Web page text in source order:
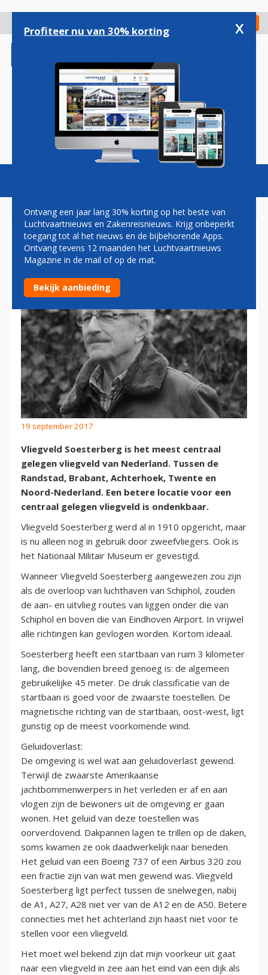
gaan
Check in
Magazine Podcasts Vacatures
PAUL GROVE: SOESTERBERG
INTERNATIONAL AIRPORT
19 september 2017
Vliegveld Soesterberg is het meest centraal
gelegen vliegveld van Nederland. Tussen de
Randstad, Brabant, Achterhoek, Twente en
Noord-Nederland. Een betere locatie voor een
centraal gelegen vliegveld is ondenkbaar.
Vliegveld Soesterberg werd al in 1910 opgericht, maar
is nu alleen nog in gebruik door zweefvliegers. Ook is
het Nationaal Militair Museum er gevestigd.
Wanneer Vliegveld Soesterberg aangewezen zou zijn
als de overloop van luchthaven van Schiphol, zouden
de aan- en uitvlieg routes van liggen onder die van
Schiphol en boven die van Eindhoven Airport. In vrijwel
alle richtingen kan gevlogen worden. Kortom ideaal.
Soesterberg heeft een startbaan van ruim 3 kilometer
lang, die bovendien breed genoeg is: de algemeen
gebruikelijke 45 meter. De druk classificatie van de
startbaan is goed voor de zwaarste toestellen. De
magnetische richting van de startbaan, oost-west, ligt
gunstig op de meest voorkomende wind.
Geluidoverlast:
De omgeving is wel wat aan geluidoverlast gewend.
Terwijl de zwaarste Amerikaanse
jachtbommenwerpers in het verleden er af en aan
vlogen zijn de bewoners uit de omgeving er gaan
wonen. Het geluid van deze toestellen was
oorverdovend. Dakpannen lagen te trillen op de daken,
soms kwamen ze ook daadwerkelijk naar beneden.
Het geluid van een Boeing 737 of een Airbus 320 zou
een fractie zijn van wat men gewend was. Vliegveld
Soesterberg ligt perfect tussen de snelwegen, nabij
de A1, A27, A28 niet ver van de A12 en de A50. Betere
connecties met het achterland zijn haast niet voor te
stellen voor een vliegveld.
Het moet wel bekend zijn dat mijn voorkeur uit gaat
naar een vliegveld in zee aan het eind van een dijk als
Profiteer nu van 30% korting x
Ontvang een jaar lang 30% korting op het beste van
Luchtvaartnieuws en Zakenreisnieuws. Krijg onbeperkt
toegang tot al het nieuws en de bijbehorende Apps.
Ontvang tevens 12 maanden het Luchtvaartnieuws
Magazine in de mail of op de mat.
Bekijk aanbieding